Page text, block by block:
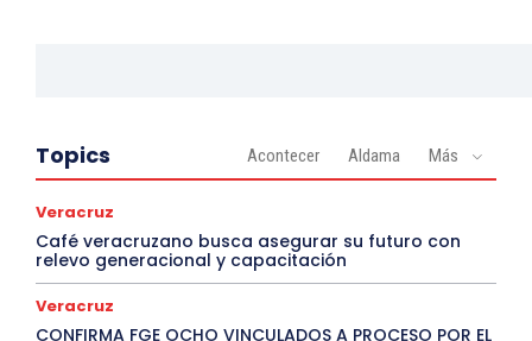
Topics Acontecer Aldama Más
Veracruz
Café veracruzano busca asegurar su futuro con
relevo generacional y capacitación
Veracruz
CONFIRMA FGE OCHO VINCULADOS A PROCESO POR EL